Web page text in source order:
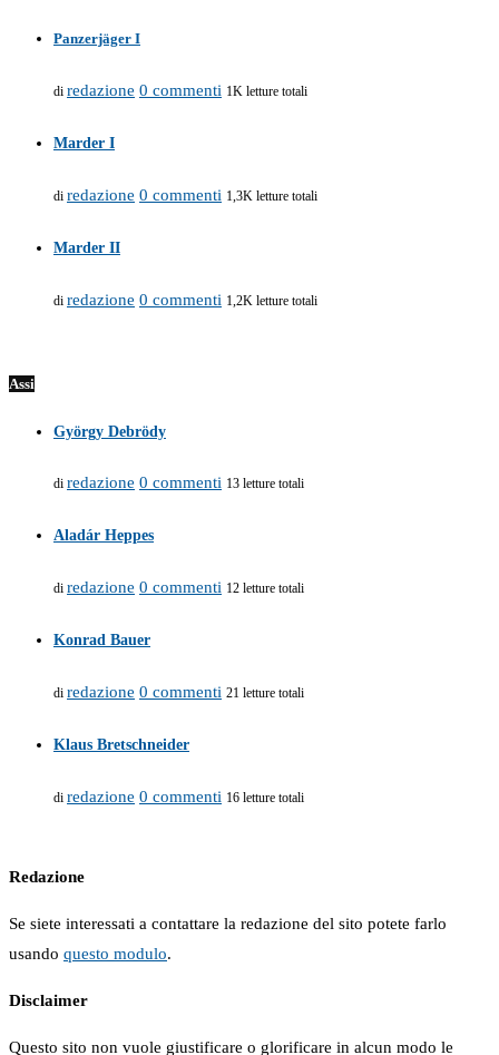
Panzerjäger I
di redazione 0 commenti 1K letture totali
Marder I
di redazione 0 commenti 1,3K letture totali
Marder II
di redazione 0 commenti 1,2K letture totali
Assi
György Debrödy
di redazione 0 commenti 13 letture totali
Aladár Heppes
di redazione 0 commenti 12 letture totali
Konrad Bauer
di redazione 0 commenti 21 letture totali
Klaus Bretschneider
di redazione 0 commenti 16 letture totali
Redazione
Se siete interessati a contattare la redazione del sito potete farlo
usando questo modulo.
Disclaimer
Questo sito non vuole giustificare o glorificare in alcun modo le